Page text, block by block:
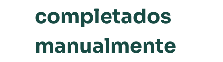
completados
manualmente